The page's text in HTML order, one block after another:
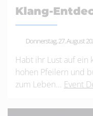
Klang-
Donnerstag, 27. August
Habt ihr Lust auf ein
hohen Pfeilern und
zum Leben... Event